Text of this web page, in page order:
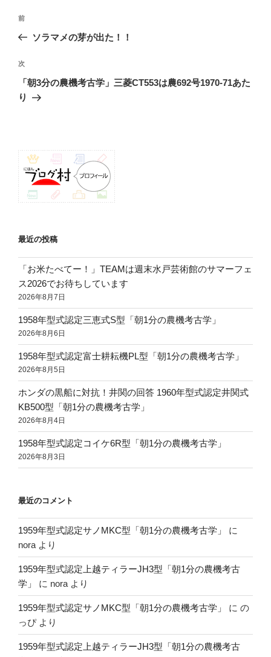
投
ナ
ビ
ゲ
ー
ン
前
の
稿
前
ソラマメの芽が出た！！
次
の
投
次
「朝3分の農機考古学」三菱CT553は農692号1970-71あた
り
最近の投稿
「お米たべてー！」TEAMは週末水戸芸術館のサマーフェ
ス2026でお待ちしています
2026年8月7日
1958年型式認定三恵式S型「朝1分の農機考古学」
2026年8月6日
1958年型式認定富士耕耘機PL型「朝1分の農機考古学」
2026年8月5日
ホンダの黒船に対抗！井関の回答 1960年型式認定井関式
KB500型「朝1分の農機考古学」
2026年8月4日
1958年型式認定コイケ6R型「朝1分の農機考古学」
2026年8月3日
最近のコメント
1959年型式認定サノMKC型「朝1分の農機考古学」
に
nora より
1959年型式認定上越ティラーJH3型「朝1分の農機考古
学」
に nora より
1959年型式認定サノMKC型「朝1分の農機考古学」 に の
っぴより
1959年型式認定上越ティラーJH3型「朝1分の農機考古